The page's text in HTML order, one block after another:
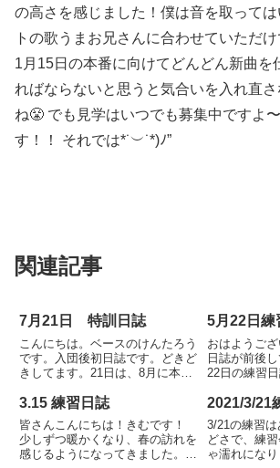
の高さを感じました！僕は音を取って
トの歌うまお兄さんに合わせていただ
1月15日の本番に向けてどんどん新曲を
ればならないと思うと気合いを入れ直
ね😤 でも見学はいつでも募集中ですよ
す！！ それでは*˙︶˙*)ﾉ”
関連記事
7月21日 特訓日誌
こんにちは。ベースのけんたろう
です。入団後初日誌です。どきど
きしてます。21日は、8月に本番
かく暗譜！の特訓をしました。楽
譜から目を離してみると、皆がど
んな風に歌ってるかとか、他パー
トがどんな音を出しているのか...
5月22日練
おはようご
日誌が前後し
22日の練習
ので、スパル
れました。
隊長による
会…今年も全
暗...
3.15 練習日誌
皆さんこんにちは！きむです！
少しずつ暖かくなり、春の訪れを
感じるようになってきました。
2021/3/21
3/21の練習
どさで、練
ゃ濡れにな